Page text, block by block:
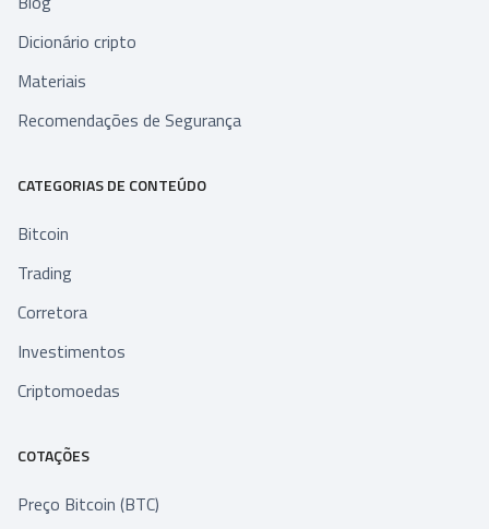
Dicionário cripto
Materiais
Recomendações de Segurança
CATEGORIAS DE CONTEÚDO
Bitcoin
Trading
Corretora
Investimentos
Criptomoedas
COTAÇÕES
Preço Bitcoin (BTC)